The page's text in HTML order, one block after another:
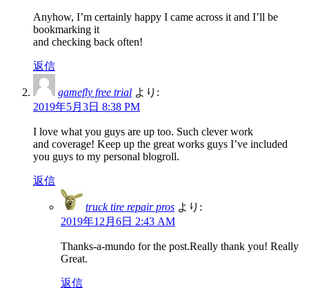
Anyhow, I’m certainly happy I came across it and I’ll be
bookmarking it
and checking back often!
返信
gamefly free trial より:
2019年5月3日 8:38 PM
I love what you guys are up too. Such clever work
and coverage! Keep up the great works guys I’ve included
you guys to my personal blogroll.
返信
truck tire repair pros より:
2019年12月6日 2:43 AM
Thanks-a-mundo for the post.Really thank you! Really
Great.
返信